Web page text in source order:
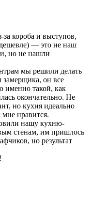
за короба и выступов,
— это не наш
но не нашли
мы решили делать
замерщика, он все
именно такой, как
окончательно. Не
но кухня идеально
мне нравится.
нашу кухню-
стенам, им пришлось
но результат